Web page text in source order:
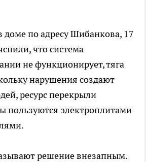
доме по адресу Шибанкова, 17
что система
не функционирует, тяга
нарушения создают
ресурс перекрыли
пользуются электроплитами
решение внезапным.